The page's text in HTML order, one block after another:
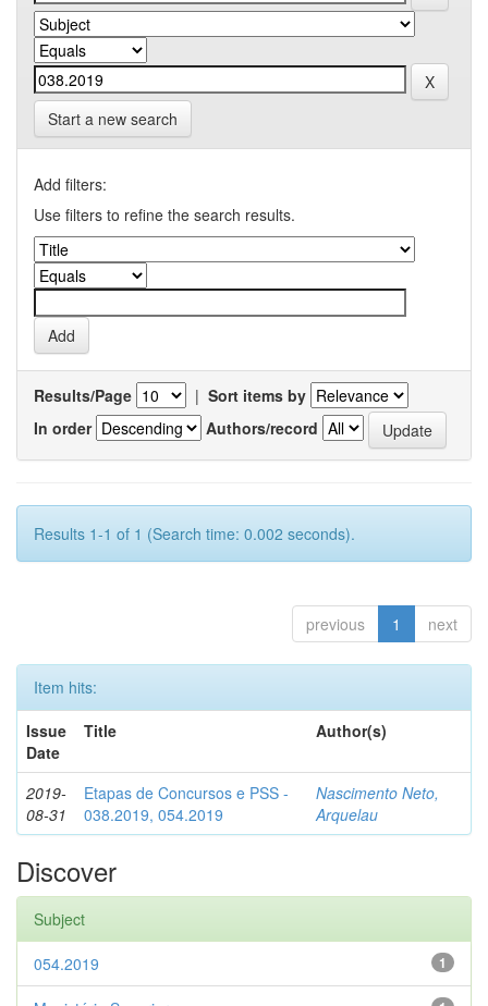
Start a new search
Add filters:
Use filters to refine the search results.
Results/Page | Sort items by
In order
Authors/record
Results 1-1 of 1 (Search time: 0.002 seconds).
previous 1 next
Item hits:
Issue
Date
Title Author(s)
2019-
08-31
Etapas de Concursos e PSS -
038.2019, 054.2019
Nascimento Neto,
Arquelau
Discover
Subject
1
054.2019